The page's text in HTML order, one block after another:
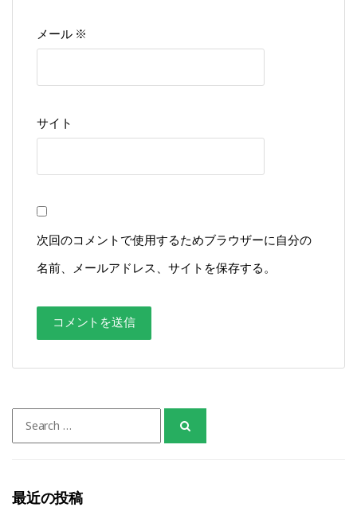
メール ※
サイト
次回のコメントで使用するためブラウザーに自分の
名前、メールアドレス、サイトを保存する。
for:
最近の投稿